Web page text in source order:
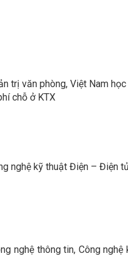
trị văn phòng, Việt Nam học
chỗ ở KTX
nghệ kỹ thuật Điện – Điện
nghệ thông tin, Công